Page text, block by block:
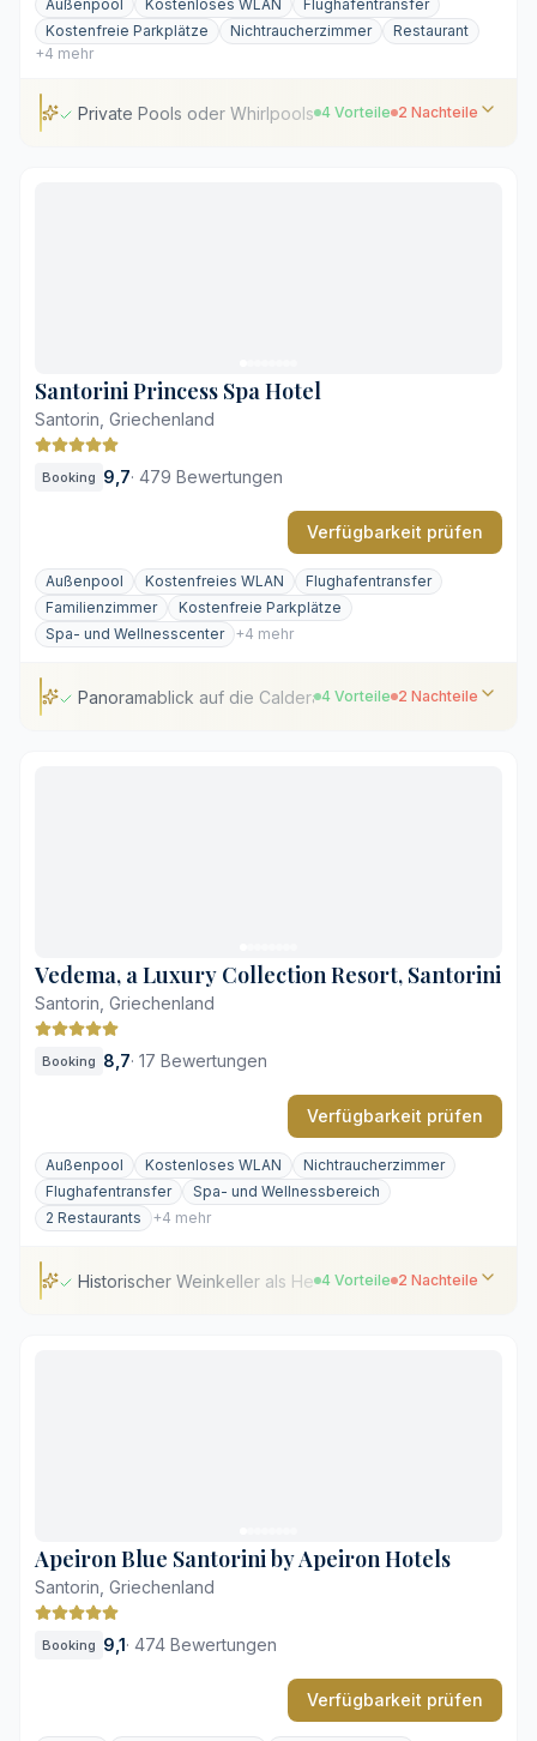
Außenpool Kostenloses WLAN
Flughafentransfer
Kostenfreie Parkplätze
Nichtraucherzimmer
Restaurant
+4 mehr
Private Pools oder Whirlpools in den Suiten
4 Vorteile 2 Nachteile
Santorini Princess Spa Hotel
Santorin, Griechenland
Booking 9,7· 479 Bewertungen
Verfügbarkeit prüfen
Außenpool Kostenfreies WLAN
Flughafentransfer
Familienzimmer
Kostenfreie Parkplätze
Spa- und Wellnesscenter
+4 mehr
Panoramablick auf die Caldera aus jedem Zimmer
4 Vorteile 2 Nachteile
Vedema, a Luxury Collection Resort, Santorini
Santorin, Griechenland
Booking 8,7· 17 Bewertungen
Verfügbarkeit prüfen
Außenpool Kostenloses WLAN
Nichtraucherzimmer
Flughafentransfer
Spa- und Wellnessbereich
2 Restaurants
+4 mehr
Historischer Weinkeller als Herzstück
4 Vorteile 2 Nachteile
Apeiron Blue Santorini by Apeiron Hotels
Santorin, Griechenland
Booking 9,1· 474 Bewertungen
Verfügbarkeit prüfen